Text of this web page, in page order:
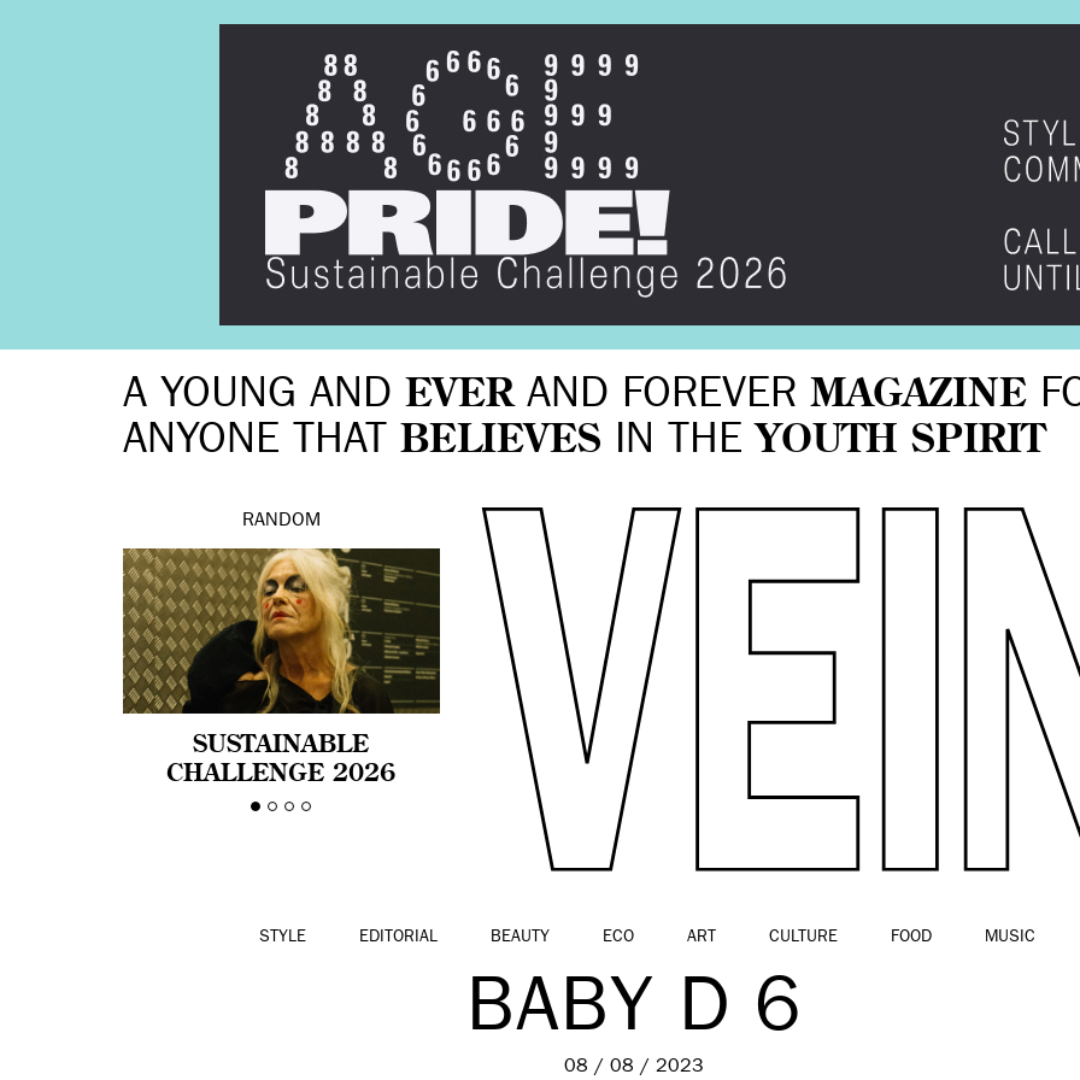
A YOUNG AND EVERAND FOREVER MAGAZINE
ANYONE THAT BELIEVES IN THE YOUTH SPIRIT
RANDOM
SUSTAINABLE
CHALLENGE 2026
CELEBRA LA
STYLE EDITORIAL BEAUTY ECO ART CULTURE FOOD MUSIC
BABY D 6
08 / 08 / 2023